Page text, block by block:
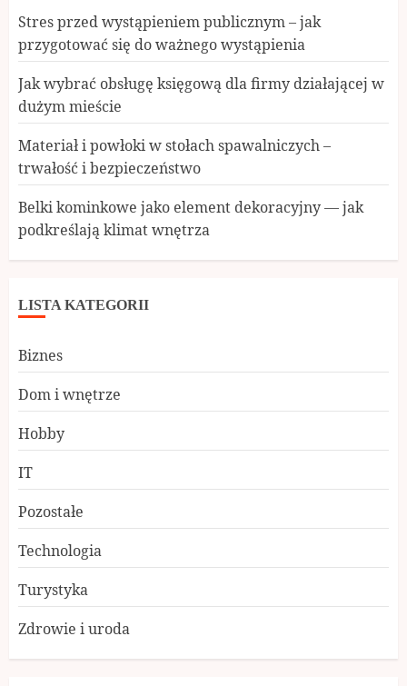
Stres przed wystąpieniem publicznym – jak
przygotować się do ważnego wystąpienia
Jak wybrać obsługę księgową dla firmy działającej w
dużym mieście
Materiał i powłoki w stołach spawalniczych –
trwałość i bezpieczeństwo
Belki kominkowe jako element dekoracyjny — jak
podkreślają klimat wnętrza
LISTA KATEGORII
Biznes
Dom i wnętrze
Hobby
IT
Pozostałe
Technologia
Turystyka
Zdrowie i uroda